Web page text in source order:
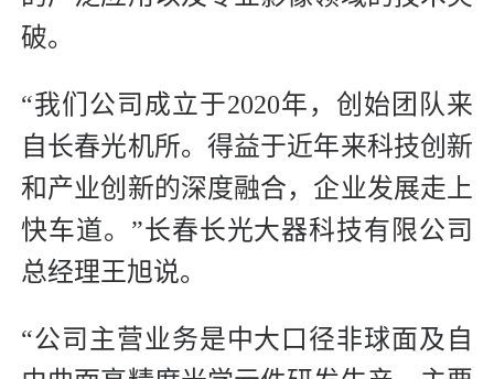
破。
“我们公司成立于2020年，创始团队来
自长春光机所。得益于近年来科技创新
和产业创新的深度融合，企业发展走上
快车道。”长春长光大器科技有限公司
总经理王旭说。
“公司主营业务是中大口径非球面及自